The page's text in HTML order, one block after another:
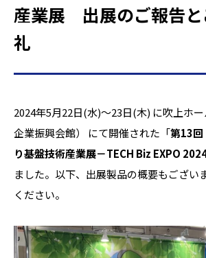
産業展 出展のご報告と
礼
2024年5月22日(水)～23日(木) に吹上ホ
企業振興会館） にて開催された「第13
り基盤技術産業展－TECH Biz EXPO
ました。以下、出展製品の概要もござい
ください。